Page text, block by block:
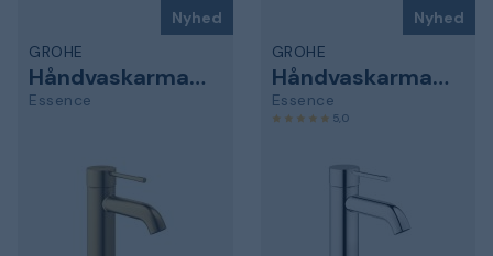
Nyhed
GROHE
Håndvaskarmatur
Essence
Nyhed
GROHE
Håndvaskarmatur
Essence
5,0